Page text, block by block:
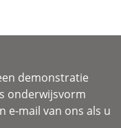
demonstratie
onderwijsvorm
e-mail van ons als u